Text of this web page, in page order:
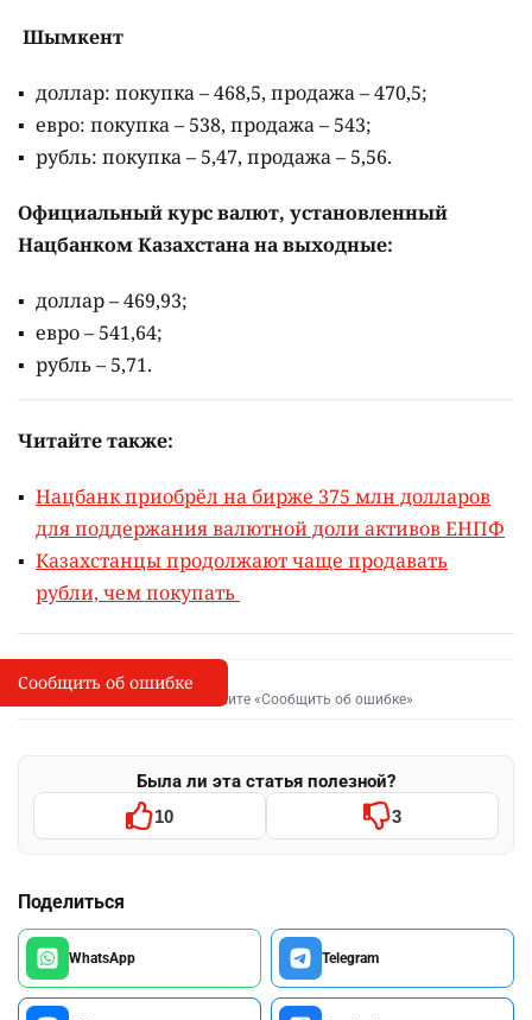
Шымкент
доллар: покупка – 468,5, продажа – 470,5;
евро: покупка – 538, продажа – 543;
рубль: покупка – 5,47, продажа – 5,56.
Официальный курс валют, установленный
Нацбанком Казахстана на выходные:
доллар – 469,93;
евро – 541,64;
рубль – 5,71.
Читайте также:
Нацбанк приобрёл на бирже 375 млн долларов
для поддержания валютной доли активов ЕНПФ
Казахстанцы продолжают чаще продавать
рубли, чем покупать
I
Сообщить об опечатке
Выделите фрагмент и нажмите «Сообщить об ошибке»
Была ли эта статья полезной?
10 3
Поделиться
WhatsApp Telegram
Сообщить об ошибке